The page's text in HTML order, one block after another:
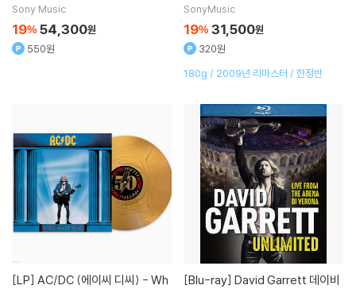
Sony Music
19% 54,300원
550원
SonyMusic
19% 31,500원
320원
180g / 2009년 리마스터 / 한정반
[LP] AC/DC (에이씨 디씨) - Wh
[Blu-ray] David Garrett 데이비